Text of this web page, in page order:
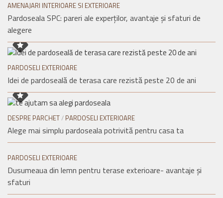
AMENAJARI INTERIOARE SI EXTERIOARE
Pardoseala SPC: pareri ale experților, avantaje și sfaturi de
alegere
PARDOSELI EXTERIOARE
Idei de pardoseală de terasa care rezistă peste 20 de ani
DESPRE PARCHET/ PARDOSELI EXTERIOARE
Alege mai simplu pardoseala potrivită pentru casa ta
PARDOSELI EXTERIOARE
Dusumeaua din lemn pentru terase exterioare- avantaje și
sfaturi